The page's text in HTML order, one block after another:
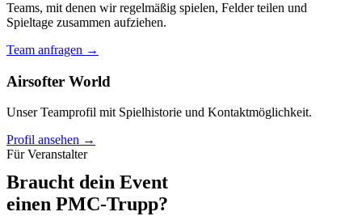
Teams, mit denen wir regelmäßig spielen, Felder teilen und
Spieltage zusammen aufziehen.
Team anfragen →
Airsofter World
Unser Teamprofil mit Spielhistorie und Kontaktmöglichkeit.
Profil ansehen →
Für Veranstalter
Braucht dein Event
einen PMC-Trupp?